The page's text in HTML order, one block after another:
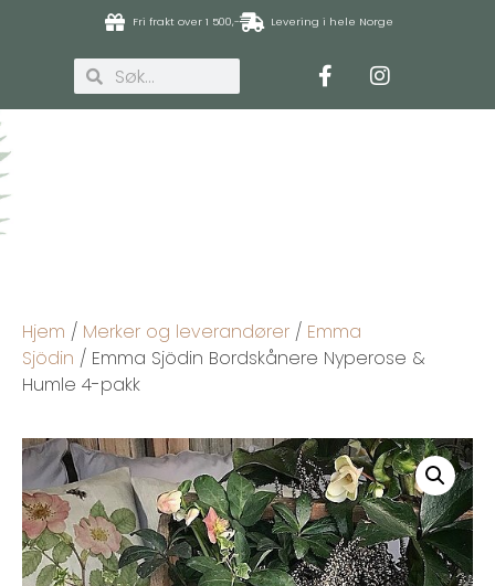
Fri frakt over 1 500,- Levering i hele Norge
Hjem / Merker og leverandører / Emma
Sjödin / Emma Sjödin Bordskånere Nyperose &
Humle 4-pakk